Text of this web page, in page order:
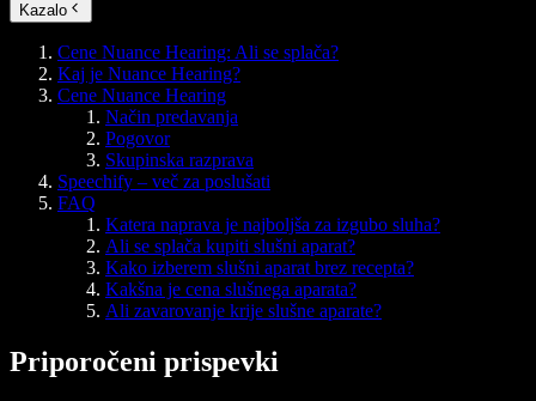
Kazalo
Cene Nuance Hearing: Ali se splača?
Kaj je Nuance Hearing?
Cene Nuance Hearing
Način predavanja
Pogovor
Skupinska razprava
Speechify – več za poslušati
FAQ
Katera naprava je najboljša za izgubo sluha?
Ali se splača kupiti slušni aparat?
Kako izberem slušni aparat brez recepta?
Kakšna je cena slušnega aparata?
Ali zavarovanje krije slušne aparate?
Priporočeni prispevki